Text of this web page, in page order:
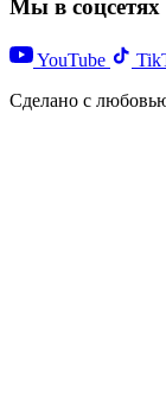
Мы в соцсетях
YouTube
Сделано с